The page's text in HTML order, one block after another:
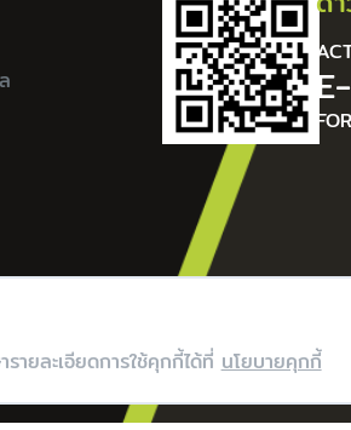
ายละเอียดการใช้คุกกี้ได้ที่นโยบายคุกกี้
Copyright © Lannapoly All Rights